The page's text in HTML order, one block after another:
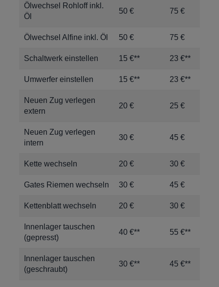
Ölwechsel Rohloff inkl.
Öl
50 € 75 €
Ölwechsel Alfine inkl. Öl 50 € 75 €
Schaltwerk einstellen 15 €** 23 €**
Umwerfer einstellen 15 €** 23 €**
Neuen Zug verlegen
extern
20 € 25 €
Neuen Zug verlegen
intern
30 € 45 €
Kette wechseln 20 € 30 €
Gates Riemen wechseln 30 € 45 €
Kettenblatt wechseln 20 € 30 €
Innenlager tauschen
(gepresst)
40 €** 55 €**
Innenlager tauschen
(geschraubt)
30 €** 45 €**